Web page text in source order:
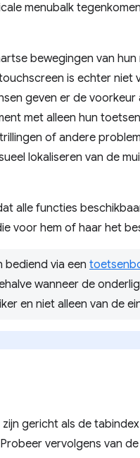
menubalk
bewegingen van
is echter niet
geven er de voorkeur
met alleen hun
of andere
lokaliseren van de
alle functies
voor hem of haar het
bediend via een
wanneer de
en niet alleen van de
gericht als de
vervolgens van